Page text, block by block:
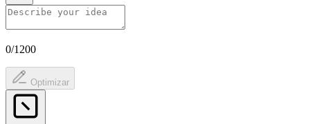
0/1200
Optimizar